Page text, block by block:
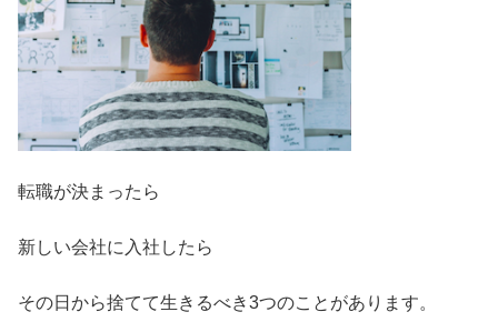
転職が決まったら
新しい会社に入社したら
その日から捨てて生きるべき3つのことがあります。